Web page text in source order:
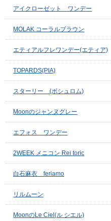
アイクローゼット ワンデー
MOLAK コーラルブラウン
エティアルフレワンデー(エティア)
TOPARDS(PIA)
スターリー (ボシュロム)
Moonのジャンヌグレー
エフォス ワンデー
2WEEK メニコン Rei toric
白石麻衣 feriamo
リルムーン
MoonのLe Ciel(ル シエル)